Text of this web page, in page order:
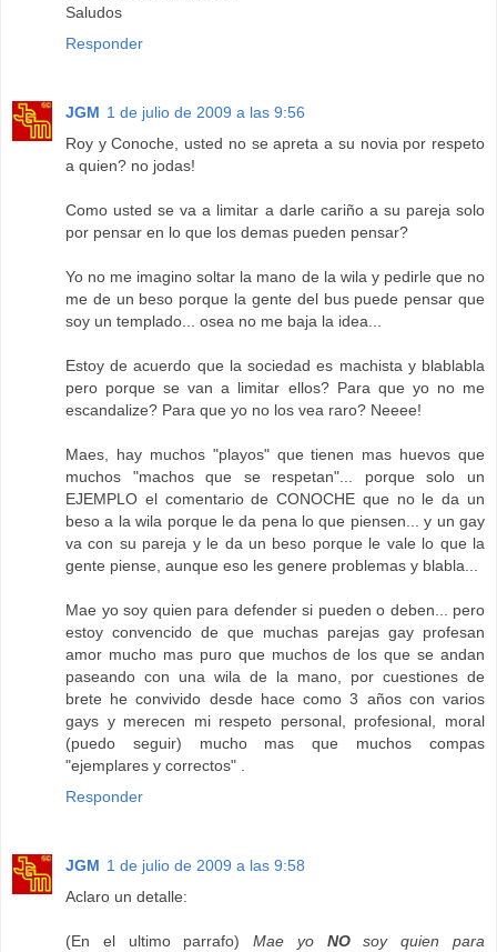
Saludos
Responder
JGM 1 de julio de 2009 a las 9:56
Roy y Conoche, usted no se apreta a su novia por respeto
a quien? no jodas!
Como usted se va a limitar a darle cariño a su pareja solo
por pensar en lo que los demas pueden pensar?
Yo no me imagino soltar la mano de la wila y pedirle que no
me de un beso porque la gente del bus puede pensar que
soy un templado... osea no me baja la idea...
Estoy de acuerdo que la sociedad es machista y blablabla
pero porque se van a limitar ellos? Para que yo no me
escandalize? Para que yo no los vea raro? Neeee!
Maes, hay muchos "playos" que tienen mas huevos que
muchos "machos que se respetan"... porque solo un
EJEMPLO el comentario de CONOCHE que no le da un
beso a la wila porque le da pena lo que piensen... y un gay
va con su pareja y le da un beso porque le vale lo que la
gente piense, aunque eso les genere problemas y blabla...
Mae yo soy quien para defender si pueden o deben... pero
estoy convencido de que muchas parejas gay profesan
amor mucho mas puro que muchos de los que se andan
paseando con una wila de la mano, por cuestiones de
brete he convivido desde hace como 3 años con varios
gays y merecen mi respeto personal, profesional, moral
(puedo seguir) mucho mas que muchos compas
"ejemplares y correctos" .
Responder
JGM 1 de julio de 2009 a las 9:58
Aclaro un detalle:
(En el ultimo parrafo)Mae yo NOsoy quien para